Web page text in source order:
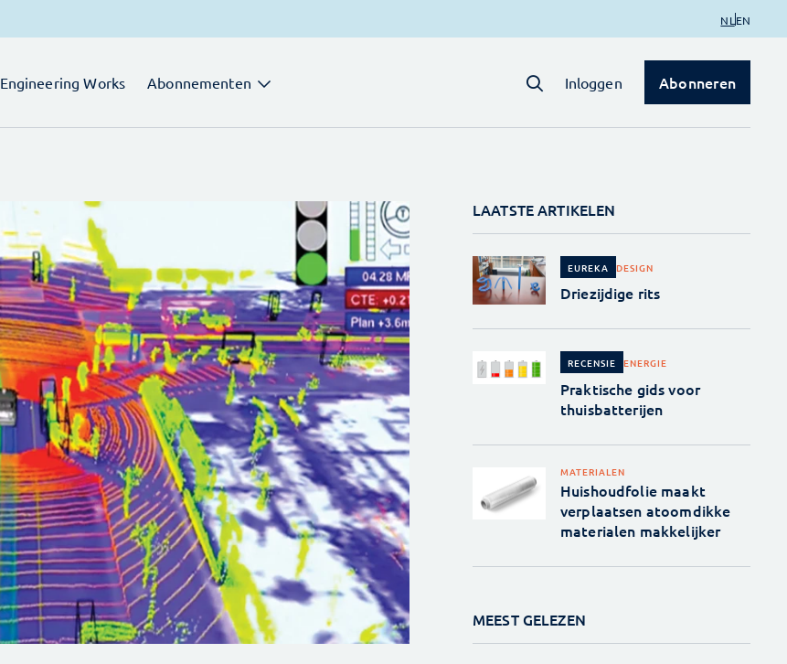
NL EN
Engineering Works Abonnementen Inloggen Abonneren
LAATSTE ARTIKELEN
EUREKA DESIGN
Driezijdige rits
RECENSIE ENERGIE
Praktische gids voor
thuisbatterijen
MATERIALEN
Huishoudfolie maakt
verplaatsen atoomdikke
materialen makkelijker
MEEST GELEZEN